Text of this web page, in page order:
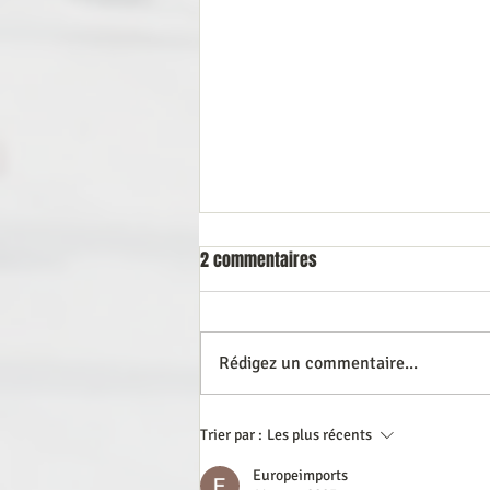
LA COURSE DU POETE
2 commentaires
Rédigez un commentaire...
Trier par : Les plus récents
Europeimports